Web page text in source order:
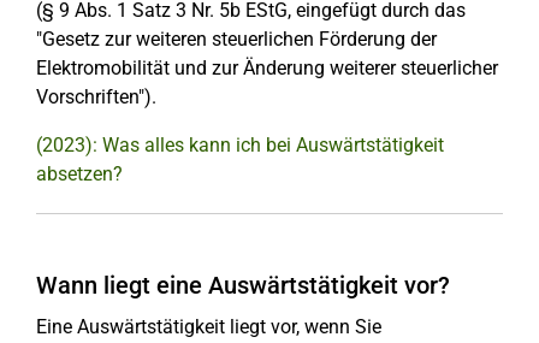
(§ 9 Abs. 1 Satz 3 Nr. 5b EStG, eingefügt durch das
"Gesetz zur weiteren steuerlichen Förderung der
Elektromobilität und zur Änderung weiterer steuerlicher
Vorschriften").
(2023): Was alles kann ich bei Auswärtstätigkeit
absetzen?
Wann liegt eine Auswärtstätigkeit vor?
Eine Auswärtstätigkeit liegt vor, wenn Sie